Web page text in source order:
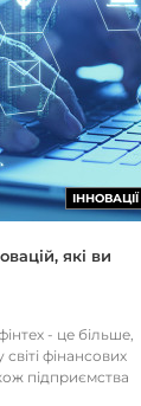
ІННОВАЦІЇ
які ви
- це більше,
фінансових
підприємства